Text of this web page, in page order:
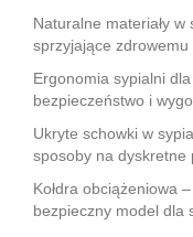
Naturalne materiały
sprzyjające zdrowemu
Ergonomia sypialni
bezpieczeństwo i
Ukryte schowki w
sposoby na dyskretne
Kołdra obciążeniowa
bezpieczny model dla